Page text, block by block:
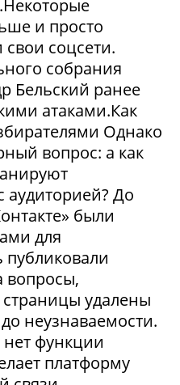
и просто
соцсети.
собрания
Бельский ранее
атаками.Как
Однако
вопрос: а как
аудиторией? До
были
для
вопросы,
удалены
неузнаваемости.
нет функции
платформу